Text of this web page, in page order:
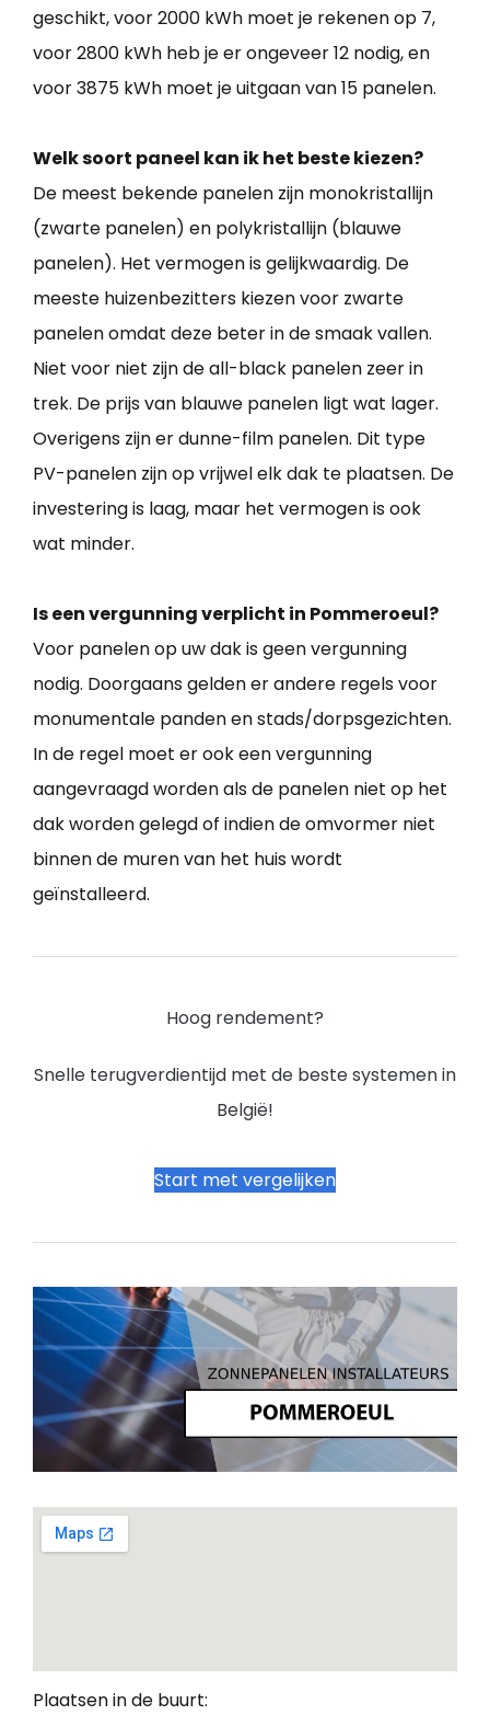
geschikt, voor 2000 kWh moet je rekenen op 7,
voor 2800 kWh heb je er ongeveer 12 nodig, en
voor 3875 kWh moet je uitgaan van 15 panelen.
Welk soort paneel kan ik het beste kiezen?
De meest bekende panelen zijn monokristallijn
(zwarte panelen) en polykristallijn (blauwe
panelen). Het vermogen is gelijkwaardig. De
meeste huizenbezitters kiezen voor zwarte
panelen omdat deze beter in de smaak vallen.
Niet voor niet zijn de all-black panelen zeer in
trek. De prijs van blauwe panelen ligt wat lager.
Overigens zijn er dunne-film panelen. Dit type
PV-panelen zijn op vrijwel elk dak te plaatsen. De
investering is laag, maar het vermogen is ook
wat minder.
Is een vergunning verplicht in Pommeroeul?
Voor panelen op uw dak is geen vergunning
nodig. Doorgaans gelden er andere regels voor
monumentale panden en stads/dorpsgezichten.
In de regel moet er ook een vergunning
aangevraagd worden als de panelen niet op het
dak worden gelegd of indien de omvormer niet
binnen de muren van het huis wordt
geïnstalleerd.
Hoog rendement?
Snelle terugverdientijd met de beste systemen in
België!
Start met vergelijken
Plaatsen in de buurt: